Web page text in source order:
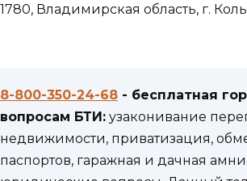
Владимирская область, г.
8-800-350-24-68 - бесплатная
вопросам БТИ: узаконивание
недвижимости, приватизация,
паспортов, гаражная и дачная